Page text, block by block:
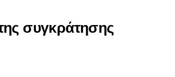
συγκράτησης